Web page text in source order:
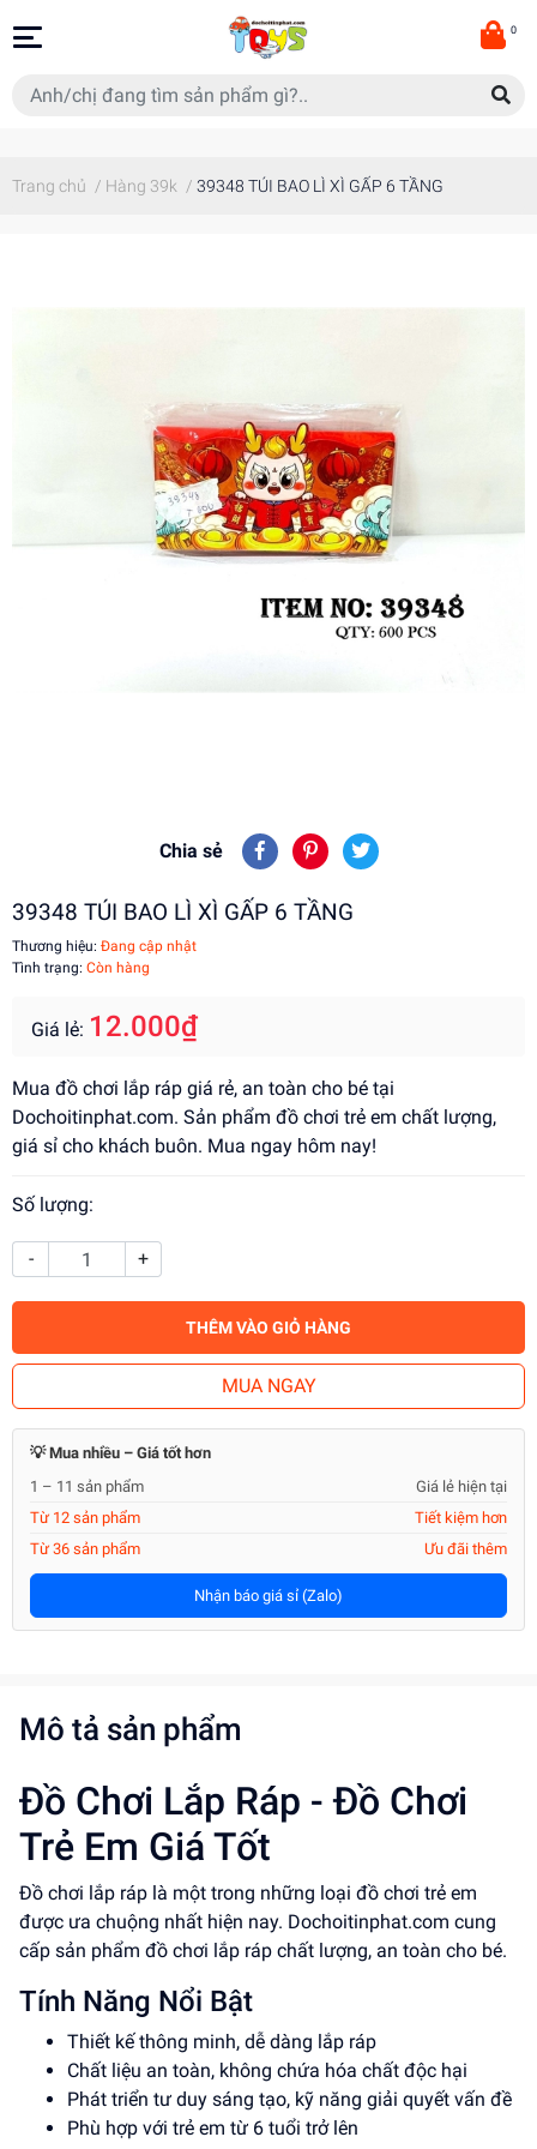
0
Trang chủ / Hàng 39k / 39348 TÚI BAO LÌ XÌ GẤP 6 TẦNG
Chia sẻ
39348 TÚI BAO LÌ XÌ GẤP 6 TẦNG
Thương hiệu: Đang cập nhật
Tình trạng: Còn hàng
Giá lẻ: 12.000₫
Mua đồ chơi lắp ráp giá rẻ, an toàn cho bé tại
Dochoitinphat.com. Sản phẩm đồ chơi trẻ em chất lượng,
giá sỉ cho khách buôn. Mua ngay hôm nay!
Số lượng:
- +
THÊM VÀO GIỎ HÀNG
MUA NGAY
💡 Mua nhiều – Giá tốt hơn
1 – 11 sản phẩm
Giá lẻ hiện tại
Từ 12 sản phẩm
Tiết kiệm hơn
Từ 36 sản phẩm
Ưu đãi thêm
Nhận báo giá sỉ (Zalo)
Mô tả sản phẩm
Đồ Chơi Lắp Ráp - Đồ Chơi
Trẻ Em Giá Tốt
Đồ chơi lắp ráp là một trong những loại đồ chơi trẻ em
được ưa chuộng nhất hiện nay. Dochoitinphat.com cung
cấp sản phẩm đồ chơi lắp ráp chất lượng, an toàn cho bé.
Tính Năng Nổi Bật
Thiết kế thông minh, dễ dàng lắp ráp
Chất liệu an toàn, không chứa hóa chất độc hại
Phát triển tư duy sáng tạo, kỹ năng giải quyết vấn đề
Phù hợp với trẻ em từ 6 tuổi trở lên